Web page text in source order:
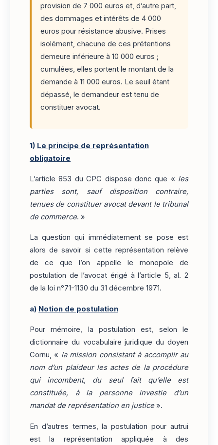
provision de 7 000 euros et, d’autre part,
des dommages et intérêts de 4 000
euros pour résistance abusive. Prises
isolément, chacune de ces prétentions
demeure inférieure à 10 000 euros ;
cumulées, elles portent le montant de la
demande à 11 000 euros. Le seuil étant
dépassé, le demandeur est tenu de
constituer avocat.
1) Le principe de représentation
obligatoire
L’article 853 du CPC dispose donc que « les
parties sont, sauf disposition contraire,
tenues de constituer avocat devant le tribunal
de commerce. »
La question qui immédiatement se pose est
alors de savoir si cette représentation relève
de ce que l’on appelle le monopole de
postulation de l’avocat érigé à l’article 5, al. 2
de la loi n°71-1130 du 31 décembre 1971.
a) Notion de postulation
Pour mémoire, la postulation est, selon le
dictionnaire du vocabulaire juridique du doyen
Cornu, « la mission consistant à accomplir au
nom d’un plaideur les actes de la procédure
qui incombent, du seul fait qu’elle est
constituée, à la personne investie d’un
mandat de représentation en justice».
En d’autres termes, la postulation pour autrui
est la représentation appliquée à des